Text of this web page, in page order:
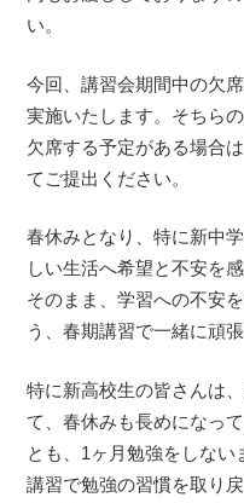
い。
今回、講習会期間中の欠
実施いたします。そちら
欠席する予定がある場合
てご提出ください。
春休みとなり、特に新中
しい生活へ希望と不安を
そのまま、学習への不安
う、春期講習で一緒に頑
特に新高校生の皆さんは
て、春休みも長めになっ
とも、1ヶ月勉強をしな
講習で勉強の習慣を取り